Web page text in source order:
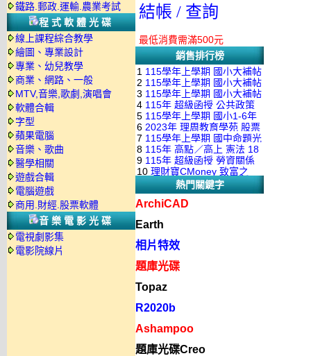
鐵路.郵政.運輸.農業考試
程式軟體光碟
線上課程綜合教學
繪圖、專業設計
專業、幼兒教學
商業、網路、一般
MTV,音樂,歌劇,演唱會
軟體合輯
字型
蘋果電腦
音樂、歌曲
醫學相關
遊戲合輯
電腦遊戲
商用.財經.股票軟體
音樂電影光碟
電視劇影集
電影院線片
結帳 / 查詢
最低消費需滿500元
銷售排行榜
1 115學年上學期 國小大補帖
南一版 國語+數學+社會+生活
+自然 1-6年級 教學光碟DVD
版(3DVD)
2 115學年上學期 國小大補帖
康軒版 國語+數學+社會+生活
+自然 1-6年級 教學光碟DVD
版(3DVD)
3 115學年上學期 國小大補帖
翰林版 國語+數學+社會+生活
+自然 1-6年級 教學光碟DVD
版(3DVD)
4 115年 超級函授 公共政策
22堂課+總複習 張楚老師 含
PDF講義 函授DVD(9DVD)
5 115學年上學期 國小1-6年
級 習作解答(含康軒.南一.翰林
全版本.全科目)合輯版 DVD版
6 2023年 理周教育學苑 股票
當沖煉金術 主講：朱家泓 國
語發音 DVD版
7 115學年上學期 國中命題光
碟 翰林版 英文科 1-3年級 題
庫光碟
8 115年 高點／高上 憲法 18
堂課 宗台大老師 含PDF講義
函授DVD(8DVD)【適用於律
師司法考試】
9 115年 超級函授 勞資關係
概要 11堂課+總複習 陸川老
師 含PDF講義 函授
DVD(5DVD)
10 理財寶CMoney 致富之
道：上班族飆股攻略班 主
講：朱家泓+林穎 國語發音
熱門關鍵字
ArchiCAD
Earth
相片特效
題庫光碟
Topaz
R2020b
Ashampoo
題庫光碟Creo